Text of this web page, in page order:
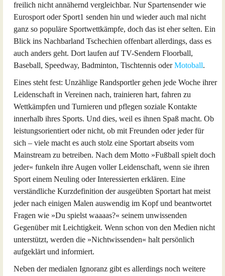
freilich nicht annähernd vergleichbar. Nur Spartensender wie
Eurosport oder Sport1 senden hin und wieder auch mal nicht
ganz so populäre Sportwettkämpfe, doch das ist eher selten. Ein
Blick ins Nachbarland Tschechien offenbart allerdings, dass es
auch anders geht. Dort laufen auf TV-Sendern Floorball,
Baseball, Speedway, Badminton, Tischtennis oderMotoball.
Eines steht fest: Unzählige Randsportler gehen jede Woche ihrer
Leidenschaft in Vereinen nach, trainieren hart, fahren zu
Wettkämpfen und Turnieren und pflegen soziale Kontakte
innerhalb ihres Sports. Und dies, weil es ihnen Spaß macht. Ob
leistungsorientiert oder nicht, ob mit Freunden oder jeder für
sich – viele macht es auch stolz eine Sportart abseits vom
Mainstream zu betreiben. Nach dem Motto »Fußball spielt doch
jeder« funkeln ihre Augen voller Leidenschaft, wenn sie ihren
Sport einem Neuling oder Interessierten erklären. Eine
verständliche Kurzdefinition der ausgeübten Sportart hat meist
jeder nach einigen Malen auswendig im Kopf und beantwortet
Fragen wie »Du spielst waaaas?« seinem unwissenden
Gegenüber mit Leichtigkeit. Wenn schon von den Medien nicht
unterstützt, werden die »Nichtwissenden« halt persönlich
aufgeklärt und informiert.
Neben der medialen Ignoranz gibt es allerdings noch weitere